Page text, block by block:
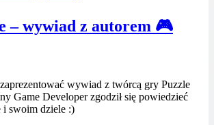
– wywiad z autorem 🎮
wywiad z twórcą gry Puzzle
Game Developer zgodził się powiedzieć
i swoim dziele :)